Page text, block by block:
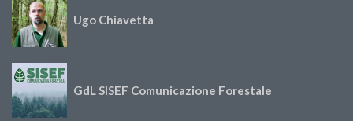
Ugo Chiavetta
GdL SISEF Comunicazione Forestale